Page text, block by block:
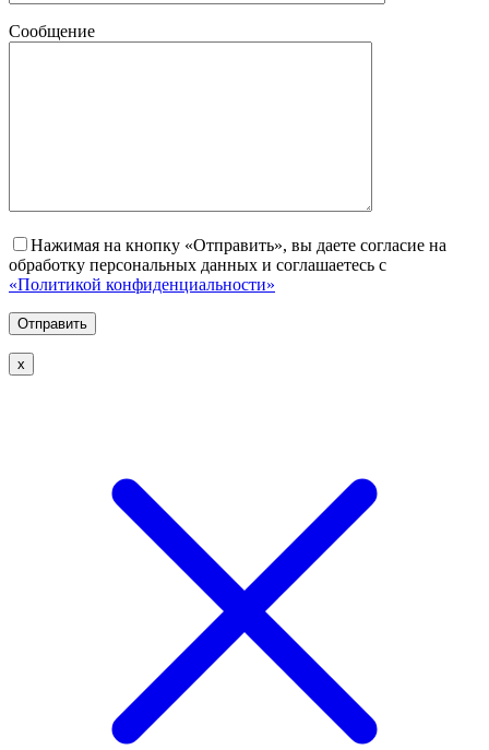
Сообщение
Нажимая на кнопку «Отправить», вы даете согласие на
обработку персональных данных и соглашаетесь с
«Политикой конфиденциальности»
х